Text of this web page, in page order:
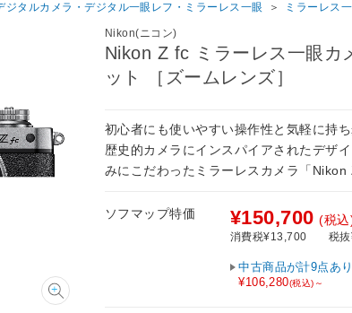
ジタルカメラ・デジタル一眼レフ・ミラーレス一眼 ＞ ミラーレス
Nikon(ニコン)
Nikon Z fc ミラーレス一眼カ
ット ［ズームレンズ］
初心者にも使いやすい操作性と気軽に持
歴史的カメラにインスパイアされたデザ
みにこだわったミラーレスカメラ「Nikon
ソフマップ特価 ¥150,700 (税込
消費税¥13,700 税
中古商品が計9点あ
¥106,280(税込)～